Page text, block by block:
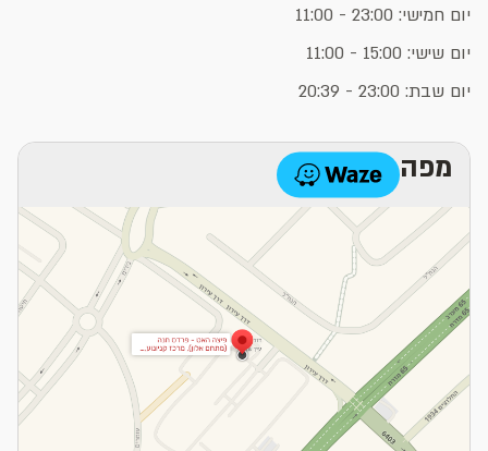
יום חמישי: 23:00 - 11:00
יום שישי: 15:00 - 11:00
יום שבת: 23:00 - 20:39
מפה